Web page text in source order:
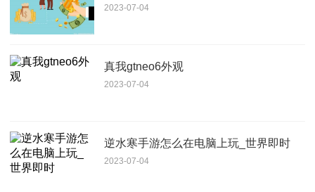
2023-07-04
真我gtneo6外观
2023-07-04
逆水寒手游怎么在电脑上玩_世界即时
2023-07-04